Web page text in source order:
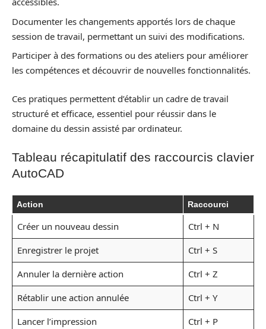
Documenter les changements apportés lors de chaque
session de travail, permettant un suivi des modifications.
Participer à des formations ou des ateliers pour améliorer
les compétences et découvrir de nouvelles fonctionnalités.
Ces pratiques permettent d’établir un cadre de travail
structuré et efficace, essentiel pour réussir dans le
domaine du dessin assisté par ordinateur.
Tableau récapitulatif des raccourcis clavier
AutoCAD
Action Raccourci
Créer un nouveau dessin
Ctrl + N
Enregistrer le projet
Ctrl + S
Annuler la dernière action
Ctrl + Z
Rétablir une action annulée
Ctrl + Y
Lancer l’impression
Ctrl + P